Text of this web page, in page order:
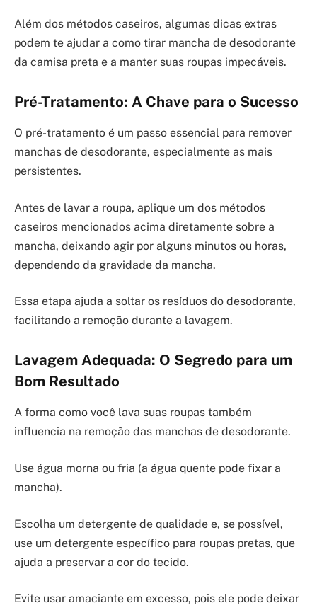
Além dos métodos caseiros, algumas dicas extras
podem te ajudar a como tirar mancha de desodorante
da camisa preta e a manter suas roupas impecáveis.
Pré-Tratamento: A Chave para o Sucesso
O pré-tratamento é um passo essencial para remover
manchas de desodorante, especialmente as mais
persistentes.
Antes de lavar a roupa, aplique um dos métodos
caseiros mencionados acima diretamente sobre a
mancha, deixando agir por alguns minutos ou horas,
dependendo da gravidade da mancha.
Essa etapa ajuda a soltar os resíduos do desodorante,
facilitando a remoção durante a lavagem.
Lavagem Adequada: O Segredo para um
Bom Resultado
A forma como você lava suas roupas também
influencia na remoção das manchas de desodorante.
Use água morna ou fria (a água quente pode fixar a
mancha).
Escolha um detergente de qualidade e, se possível,
use um detergente específico para roupas pretas, que
ajuda a preservar a cor do tecido.
Evite usar amaciante em excesso, pois ele pode deixar